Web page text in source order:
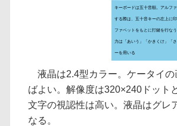
キーボードは五十音順。アルフ
する際は、五十音キーの左上に
ファベットをもとに打鍵を行な
力は「あいう」「かきくけ」「
ーを用いる
液晶は2.4型カラー。ケータイの
ばよい。解像度は320×240ドット
文字の視認性は高い。液晶はグレ
なる。